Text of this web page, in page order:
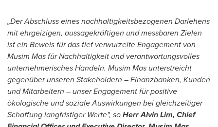
„Der Abschluss eines nachhaltigkeitsbezogenen Darlehens
mit ehrgeizigen, aussagekräftigen und messbaren Zielen
ist ein Beweis für das tief verwurzelte Engagement von
Musim Mas für Nachhaltigkeit und verantwortungsvolles
unternehmerisches Handeln. Musim Mas unterstreicht
gegenüber unseren Stakeholdern – Finanzbanken, Kunden
und Mitarbeitern – unser Engagement für positive
ökologische und soziale Auswirkungen bei gleichzeitiger
Schaffung langfristiger Werte", soHerrAlvin Lim, Chief